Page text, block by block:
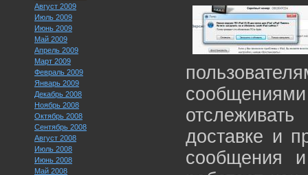
Август 2009
Июль 2009
Июнь 2009
Май 2009
Апрель 2009
Март 2009
Февраль 2009
Январь 2009
Декабрь 2008
Ноябрь 2008
Октябрь 2008
Сентябрь 2008
Август 2008
Июль 2008
Июнь 2008
Май 2008
доставке и
сообщения